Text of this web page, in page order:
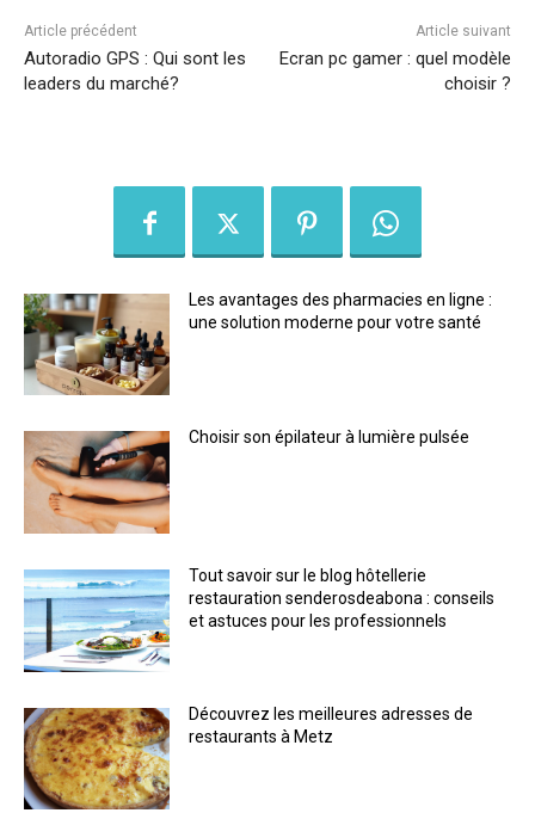
Article précédent
Autoradio GPS : Qui sont les
leaders du marché?
Article suivant
Ecran pc gamer : quel modèle
choisir ?
Les avantages des pharmacies en ligne :
une solution moderne pour votre santé
Choisir son épilateur à lumière pulsée
Tout savoir sur le blog hôtellerie
restauration senderosdeabona : conseils
et astuces pour les professionnels
Découvrez les meilleures adresses de
restaurants à Metz